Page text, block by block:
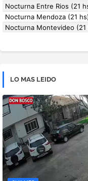
LO MAS LEIDO